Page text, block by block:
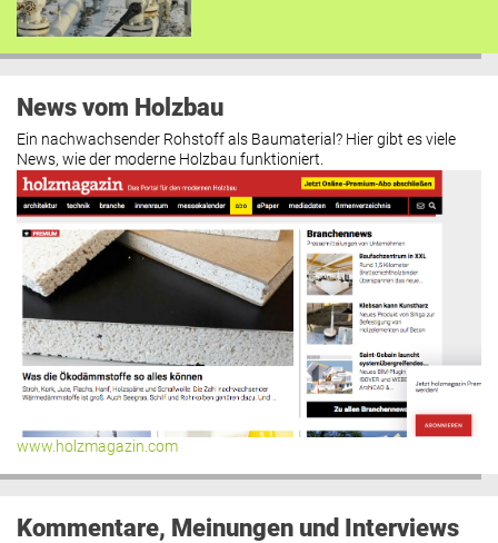
News vom Holzbau
Ein nachwachsender Rohstoff als Baumaterial? Hier gibt es viele
News, wie der moderne Holzbau funktioniert.
www.holzmagazin.com
Kommentare, Meinungen und Interviews